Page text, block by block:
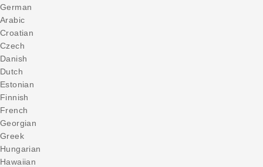
German
Arabic
Croatian
Czech
Danish
Dutch
Estonian
Finnish
French
Georgian
Greek
Hungarian
Hawaiian